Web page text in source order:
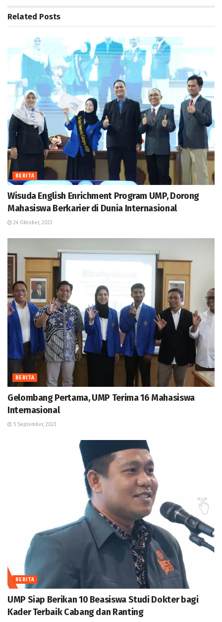
Related Posts
BERITA
Wisuda English Enrichment Program UMP, Dorong
Mahasiswa Berkarier di Dunia Internasional
24 Oktober, 2023
BERITA
Gelombang Pertama, UMP Terima 16 Mahasiswa
Internasional
5 September, 2023
BERITA
UMP Siap Berikan 10 Beasiswa Studi Dokter bagi
Kader Terbaik Cabang dan Ranting